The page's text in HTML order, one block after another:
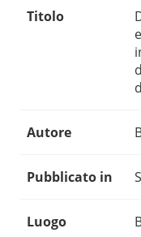
Titolo
Autore
Pubblicato in
Luogo